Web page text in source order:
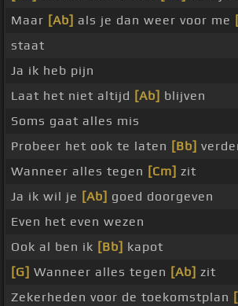
Maar [Ab] als je dan weer voor me
staat
Ja ik heb pijn
Laat het niet altijd [Ab] blijven
Soms gaat alles mis
Probeer het ook te laten [Bb]
Wanneer alles tegen [Cm] zit
Ja ik wil je [Ab] goed doorgeven
Even het even wezen
Ook al ben ik [Bb] kapot
[G] Wanneer alles tegen [Ab] zit
Zekerheden voor de toekomstplan